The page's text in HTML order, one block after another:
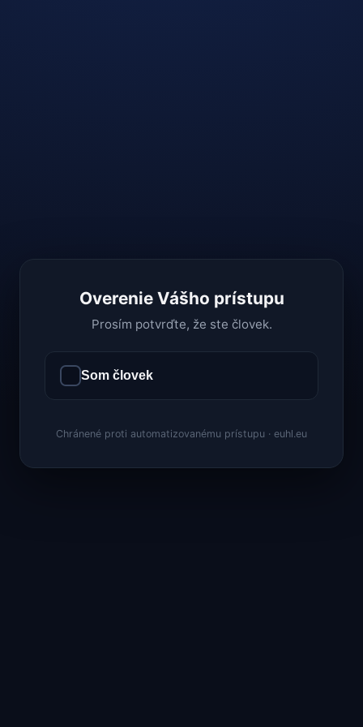
Overenie Vášho prístupu
Prosím potvrďte, že ste človek.
Som človek
Chránené proti automatizovanému prístupu · euhl.eu